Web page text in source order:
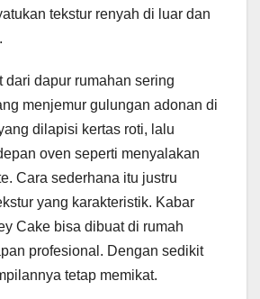
tekstur renyah di luar dan
dari dapur rumahan sering
menjemur gulungan adonan di
dilapisi kertas roti, lalu
oven seperti menyalakan
Cara sederhana itu justru
yang karakteristik. Kabar
Cake bisa dibuat di rumah
profesional. Dengan sedikit
tetap memikat.